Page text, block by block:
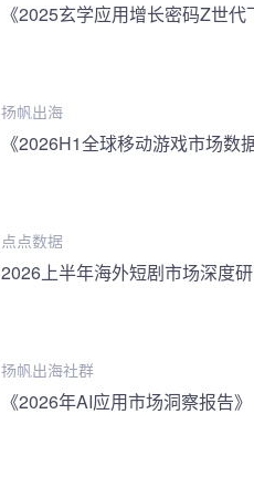
《2025玄学应用增长密码Z世
扬帆出海
《2026H1全球移动游戏市场数
点点数据
2026上半年海外短剧市场深度
扬帆出海社群
《2026年AI应用市场洞察报告》